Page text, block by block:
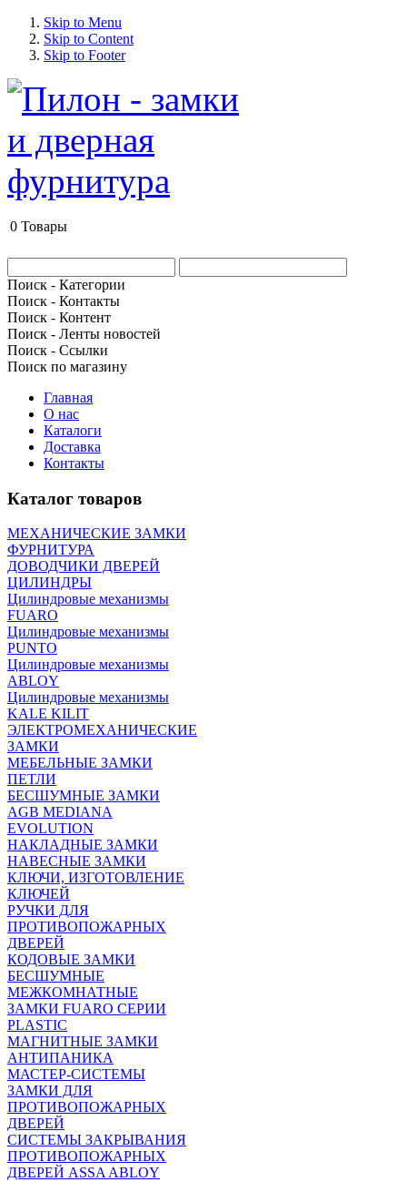
Skip to Menu
Skip to Content
Skip to Footer
0 Товары
Поиск - Категории
Поиск - Контакты
Поиск - Контент
Поиск - Ленты новостей
Поиск - Ссылки
Поиск по магазину
Главная
О нас
Каталоги
Доставка
Контакты
Каталог товаров
МЕХАНИЧЕСКИЕ ЗАМКИ
ФУРНИТУРА
ДОВОДЧИКИ ДВЕРЕЙ
ЦИЛИНДРЫ
Цилиндровые механизмы
FUARO
Цилиндровые механизмы
PUNTO
Цилиндровые механизмы
ABLOY
Цилиндровые механизмы
KALE KILIT
ЭЛЕКТРОМЕХАНИЧЕСКИЕ
ЗАМКИ
МЕБЕЛЬНЫЕ ЗАМКИ
ПEТЛИ
БЕСШУМНЫЕ ЗАМКИ
AGB MEDIANA
EVOLUTION
НАКЛАДНЫЕ ЗАМКИ
НАВЕСНЫЕ ЗАМКИ
КЛЮЧИ, ИЗГОТОВЛЕНИЕ
КЛЮЧЕЙ
РУЧКИ ДЛЯ
ПРОТИВОПОЖАРНЫХ
ДВЕРЕЙ
КОДОВЫЕ ЗАМКИ
БЕСШУМНЫЕ
МЕЖКОМНАТНЫЕ
ЗАМКИ FUARO СЕРИИ
PLASTIC
МАГНИТНЫЕ ЗАМКИ
АНТИПАНИКА
МАСТЕР-СИСТЕМЫ
ЗАМКИ ДЛЯ
ПРОТИВОПОЖАРНЫХ
ДВЕРЕЙ
СИСТЕМЫ ЗАКРЫВАНИЯ
ПРОТИВОПОЖАРНЫХ
ДВЕРЕЙ ASSA ABLOY